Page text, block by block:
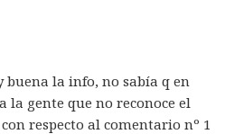
buena la info, no sabía q en
la gente que no reconoce el
respecto al comentario nº 1